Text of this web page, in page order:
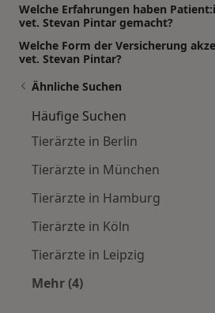
Welche Erfahrungen haben
vet. Stevan Pintar gemacht?
Welche Form der Versicherung
vet. Stevan Pintar?
Ähnliche Suchen
Häufige Suchen
Tierärzte in Berlin
Tierärzte in München
Tierärzte in Hamburg
Tierärzte in Köln
Tierärzte in Leipzig
Mehr (4)